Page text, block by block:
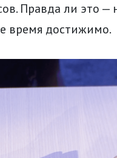
Правда ли это —
время достижимо.